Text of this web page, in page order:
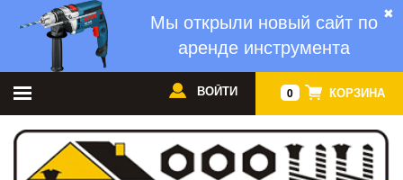
✖
Мы открыли новый сайт по
аренде инструмента
0 КОРЗИНА
ВОЙТИ